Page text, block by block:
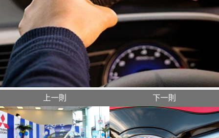
上一則 下一則